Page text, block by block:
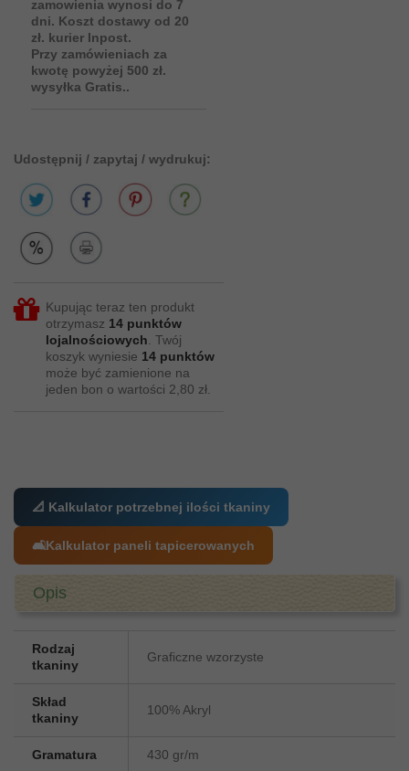
zamowienia wynosi do 7
dni. Koszt dostawy od 20
zł. kurier Inpost.
Przy zamówieniach za
kwotę powyżej 500 zł.
wysyłka Gratis..
Udostępnij / zapytaj / wydrukuj:
Kupując teraz ten produkt
otrzymasz 14 punktów
lojalnościowych. Twój
koszyk wyniesie 14 punktów
może być zamienione na
jeden bon o wartości 2,80 zł.
📐 Kalkulator potrzebnej ilości tkaniny
🛋️Kalkulator paneli tapicerowanych
Opis
Rodzaj
tkaniny
Graficzne wzorzyste
Skład
tkaniny
100% Akryl
Gramatura 430 gr/m